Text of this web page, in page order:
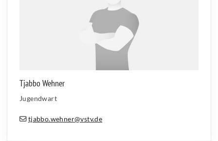
Tjabbo Wehner
Jugendwart
tjabbo.wehner@vstv.de